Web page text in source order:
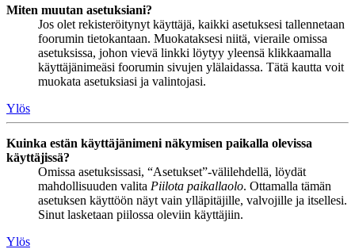
Miten muutan asetuksiani?
Jos olet rekisteröitynyt käyttäjä, kaikki asetuksesi tallennetaan
foorumin tietokantaan. Muokataksesi niitä, vieraile omissa
asetuksissa, johon vievä linkki löytyy yleensä klikkaamalla
käyttäjänimeäsi foorumin sivujen ylälaidassa. Tätä kautta voit
muokata asetuksiasi ja valintojasi.
Ylös
Kuinka estän käyttäjänimeni näkymisen paikalla olevissa
käyttäjissä?
Omissa asetuksissasi, “Asetukset”-välilehdellä, löydät
mahdollisuuden valita Piilota paikallaolo. Ottamalla tämän
asetuksen käyttöön näyt vain ylläpitäjille, valvojille ja itsellesi.
Sinut lasketaan piilossa oleviin käyttäjiin.
Ylös